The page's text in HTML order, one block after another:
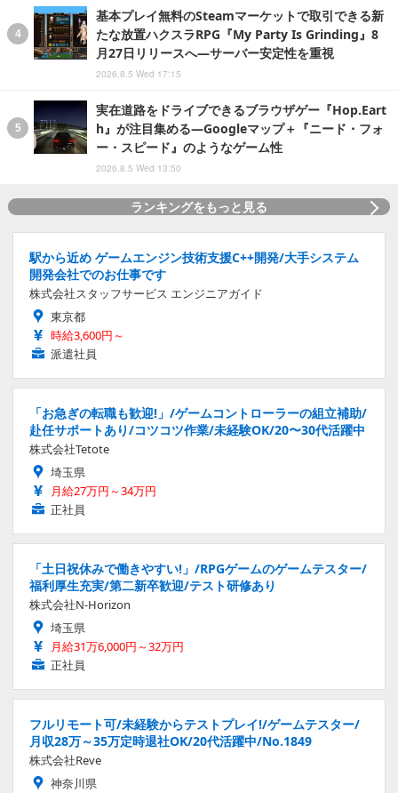
基本プレイ無料のSteamマーケットで取引できる新
たな放置ハクスラRPG『My Party Is Grinding』8
月27日リリースへ―サーバー安定性を重視
2026.8.5 Wed 17:15
実在道路をドライブできるブラウザゲー『Hop.Eart
h』が注目集める―Googleマップ＋『ニード・フォ
ー・スピード』のようなゲーム性
2026.8.5 Wed 13:50
ランキングをもっと見る
駅から近め ゲームエンジン技術支援C++開発/大手システム
開発会社でのお仕事です
株式会社スタッフサービス エンジニアガイド
東京都
時給3,600円～
派遣社員
「お急ぎの転職も歓迎!」/ゲームコントローラーの組立補助/
赴任サポートあり/コツコツ作業/未経験OK/20〜30代活躍中
株式会社Tetote
埼玉県
月給27万円～34万円
正社員
「土日祝休みで働きやすい!」/RPGゲームのゲームテスター/
福利厚生充実/第二新卒歓迎/テスト研修あり
株式会社N-Horizon
埼玉県
月給31万6,000円～32万円
正社員
フルリモート可/未経験からテストプレイ!/ゲームテスター/
月収28万～35万定時退社OK/20代活躍中/No.1849
株式会社Reve
神奈川県